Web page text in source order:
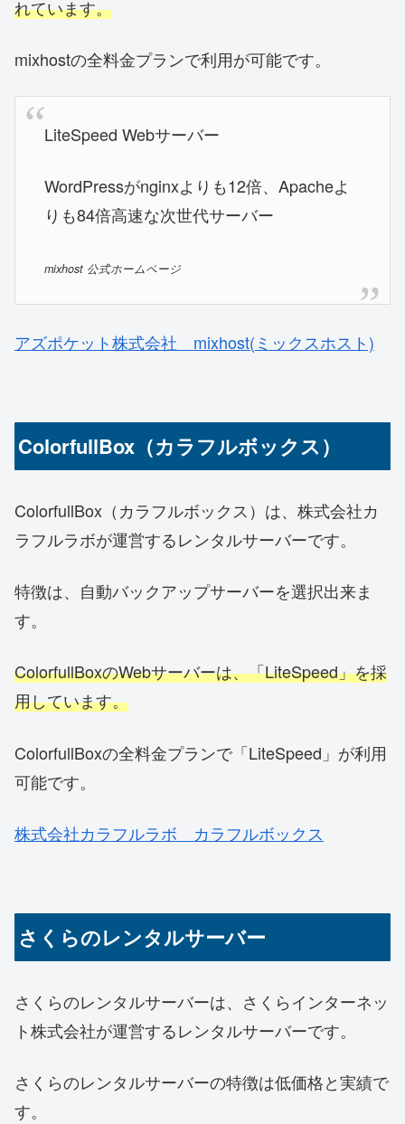
れています。
mixhostの全料金プランで利用が可能です。
LiteSpeed Webサーバー
WordPressがnginxよりも12倍、Apacheよ
りも84倍高速な次世代サーバー
mixhost 公式ホームページ
アズポケット株式会社 mixhost(ミックスホスト)
ColorfullBox（カラフルボックス）
ColorfullBox（カラフルボックス）は、株式会社カ
ラフルラボが運営するレンタルサーバーです。
特徴は、自動バックアップサーバーを選択出来ま
す。
ColorfullBoxのWebサーバーは、「LiteSpeed」を採
用しています。
ColorfullBoxの全料金プランで「LiteSpeed」が利用
可能です。
株式会社カラフルラボ カラフルボックス
さくらのレンタルサーバー
さくらのレンタルサーバーは、さくらインターネッ
ト株式会社が運営するレンタルサーバーです。
さくらのレンタルサーバーの特徴は低価格と実績で
す。